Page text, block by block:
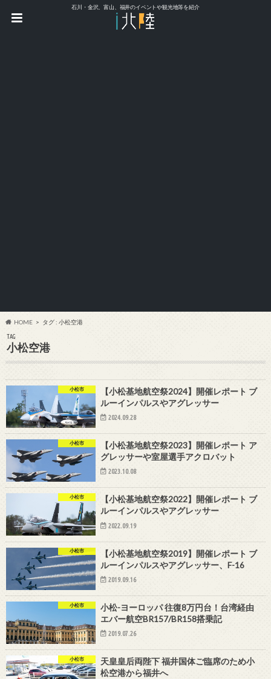
石川・金沢、富山、福井のイベントや観光地等を紹介
HOME タグ : 小松空港
TAG
小松空港
小松市
【小松基地航空祭2024】開催レポート ブ
ルーインパルスやアグレッサー
2024.09.28
小松市
【小松基地航空祭2023】開催レポート ア
グレッサーや室屋選手アクロバット
2023.10.08
小松市
【小松基地航空祭2022】開催レポート ブ
ルーインパルスやアグレッサー
2022.09.19
小松市
【小松基地航空祭2019】開催レポート ブ
ルーインパルスやアグレッサー、F-16
2019.09.16
小松市
小松-ヨーロッパ 往復8万円台！台湾経由
エバー航空BR157/BR158搭乗記
2019.07.26
小松市
天皇皇后両陛下 福井国体ご臨席のため小
松空港から福井へ